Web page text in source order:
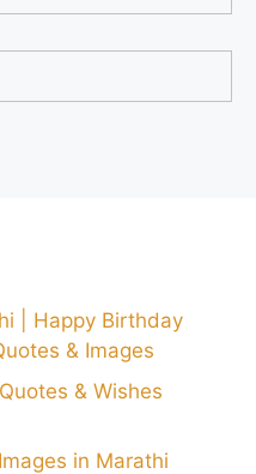
| Happy Birthday
& Images
Quotes & Wishes
in Marathi